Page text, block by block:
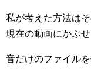
私が考えた方法は
現在の動画にかぶせ
音だけのファイル